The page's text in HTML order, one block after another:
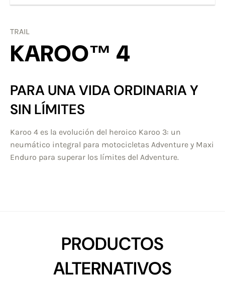
TRAIL
KAROO™ 4
PARA UNA VIDA ORDINARIA Y
SIN LÍMITES
Karoo 4 es la evolución del heroico Karoo 3: un
neumático integral para motocicletas Adventure y Maxi
Enduro para superar los límites del Adventure.
PRODUCTOS
ALTERNATIVOS